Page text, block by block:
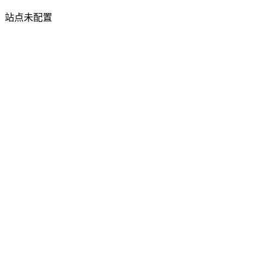
站点未配置